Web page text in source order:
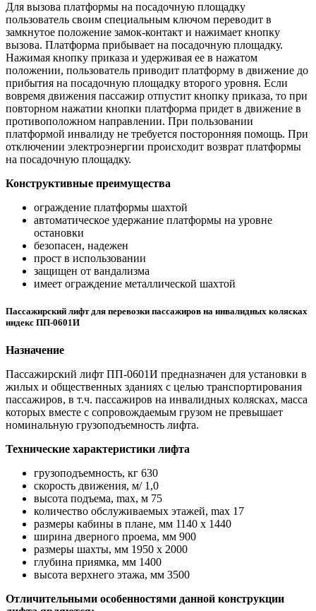
Для вызова платформы на посадочную площадку
пользователь своим специальным ключом переводит в
замкнутое положение замок-контакт и нажимает кнопку
вызова. Платформа прибывает на посадочную площадку.
Нажимая кнопку приказа и удерживая ее в нажатом
положении, пользователь приводит платформу в движение до
прибытия на посадочную площадку второго уровня. Если
вовремя движения пассажир отпустит кнопку приказа, то при
повторном нажатии кнопки платформа придет в движение в
противоположном направлении. При пользовании
платформой инвалиду не требуется посторонняя помощь. При
отключении электроэнергии происходит возврат платформы
на посадочную площадку.
Конструктивные преимущества
ограждение платформы шахтой
автоматическое удержание платформы на уровне
остановки
безопасен, надежен
прост в использовании
защищен от вандализма
имеет ограждение металлической шахтой
Пассажирский лифт для перевозки пассажиров на инвалидных колясках
индекс ПП-0601И
Назначение
Пассажирский лифт ПП-0601И предназначен для установки в
жилых и общественных зданиях с целью транспортирования
пассажиров, в т.ч. пассажиров на инвалидных колясках, масса
которых вместе с сопровождаемым грузом не превышает
номинальную грузоподъемность лифта.
Технические характеристики лифта
грузоподъемность, кг 630
скорость движения, м/ 1,0
высота подъема, max, м 75
количество обслуживаемых этажей, max 17
размеры кабины в плане, мм 1140 х 1440
ширина дверного проема, мм 900
размеры шахты, мм 1950 х 2000
глубина приямка, мм 1400
высота верхнего этажа, мм 3500
Отличительными особенностями данной конструкции